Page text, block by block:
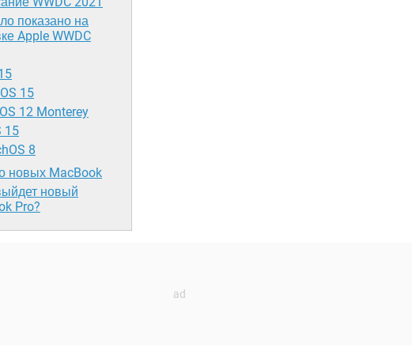
показано на
Apple WWDC
15
12 Monterey
15
8
новых MacBook
новый
Pro?